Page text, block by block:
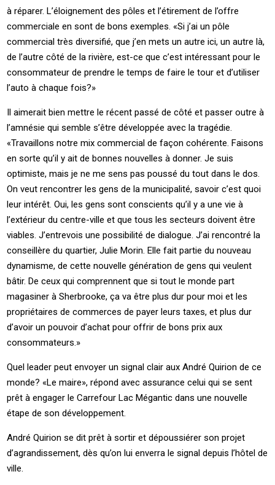
à réparer. L’éloignement des pôles et l’étirement de l’offre
commerciale en sont de bons exemples. «Si j’ai un pôle
commercial très diversifié, que j’en mets un autre ici, un autre là,
de l’autre côté de la rivière, est-ce que c’est intéressant pour le
consommateur de prendre le temps de faire le tour et d’utiliser
l’auto à chaque fois?»
Il aimerait bien mettre le récent passé de côté et passer outre à
l’amnésie qui semble s’être développée avec la tragédie.
«Travaillons notre mix commercial de façon cohérente. Faisons
en sorte qu’il y ait de bonnes nouvelles à donner. Je suis
optimiste, mais je ne me sens pas poussé du tout dans le dos.
On veut rencontrer les gens de la municipalité, savoir c’est quoi
leur intérêt. Oui, les gens sont conscients qu’il y a une vie à
l’extérieur du centre-ville et que tous les secteurs doivent être
viables. J’entrevois une possibilité de dialogue. J’ai rencontré la
conseillère du quartier, Julie Morin. Elle fait partie du nouveau
dynamisme, de cette nouvelle génération de gens qui veulent
bâtir. De ceux qui comprennent que si tout le monde part
magasiner à Sherbrooke, ça va être plus dur pour moi et les
propriétaires de commerces de payer leurs taxes, et plus dur
d’avoir un pouvoir d’achat pour offrir de bons prix aux
consommateurs.»
Quel leader peut envoyer un signal clair aux André Quirion de ce
monde? «Le maire», répond avec assurance celui qui se sent
prêt à engager le Carrefour Lac Mégantic dans une nouvelle
étape de son développement.
André Quirion se dit prêt à sortir et dépoussiérer son projet
d’agrandissement, dès qu’on lui enverra le signal depuis l’hôtel de
ville.